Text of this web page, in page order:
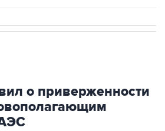
о приверженности